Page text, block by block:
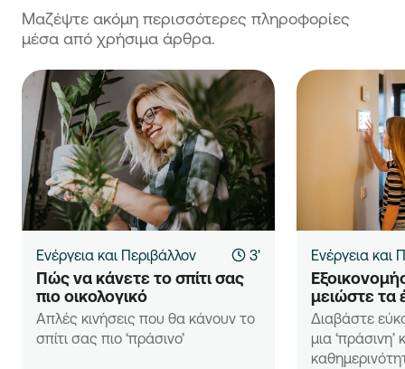
Μαζέψτε ακόμη περισσότερες πληροφορίες
μέσα από χρήσιμα άρθρα.
Ενέργεια και Περιβάλλον 3'
Πώς να κάνετε το σπίτι σας
πιο οικολογικό
Απλές κινήσεις που θα κάνουν το
σπίτι σας πιο ‘πράσινο’
Ενέργεια και
μειώστε τα
Διαβάστε
μια ‘πράσινη’